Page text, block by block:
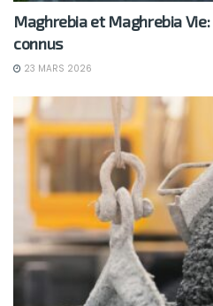
Maghrebia et Maghrebia
connus
23 MARS 2026